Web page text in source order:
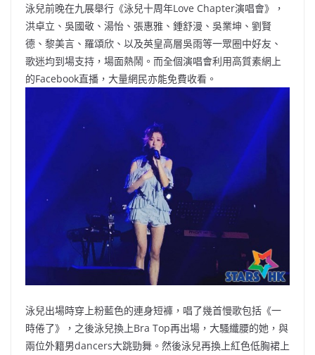
泳兒前晚在九展舉行《泳兒十周年Love Chapter演唱會》，
洪卓立、吳國敬、湯怡、張惠雅、鍾舒漫、吳業坤、劉賢
德、黎美言、羅頌欣、以及英皇高層吳雨等一眾圈中好友、
歌迷均到場支持，場面熱鬧。而全個演唱會利用高質素網上
的Facebook直播，大量網民亦能免費收看。
泳兒出場時穿上粉藍色的連身短褲，唱了幾首慢歌包括《一
時倦了》，之後泳兒換上Bra Top再出場，大騷纖腰的她，與
兩位外籍男dancers大跳勁舞。然後泳兒再換上紅色低胸裙上